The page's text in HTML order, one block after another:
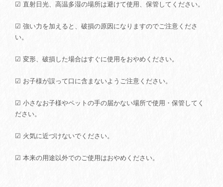
☑ 直射日光、高温多湿の場所は避けて使用、保管してください。
☑ 強い力を加えると、破損の原因になりますのでご注意くださ
い。
☑ 変形、破損した場合はすぐに使用をおやめください。
☑ お子様が誤って口に含まないようご注意ください。
☑ 小さなお子様やペットの手の届かない場所で使用・保管してく
ださい。
☑ 火気に近づけないでください。
☑ 本来の用途以外でのご使用はおやめください。